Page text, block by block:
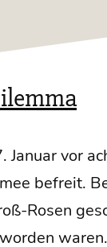
Janu­ar vor
befreit.
Rosen